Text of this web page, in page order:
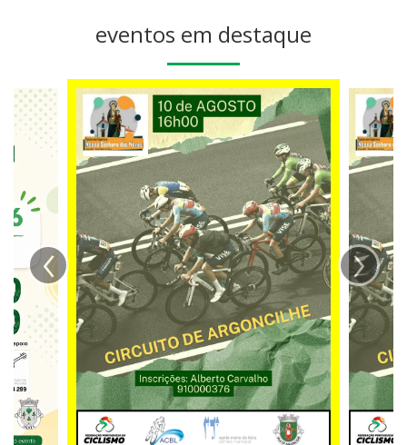
eventos em destaque
‹ ›